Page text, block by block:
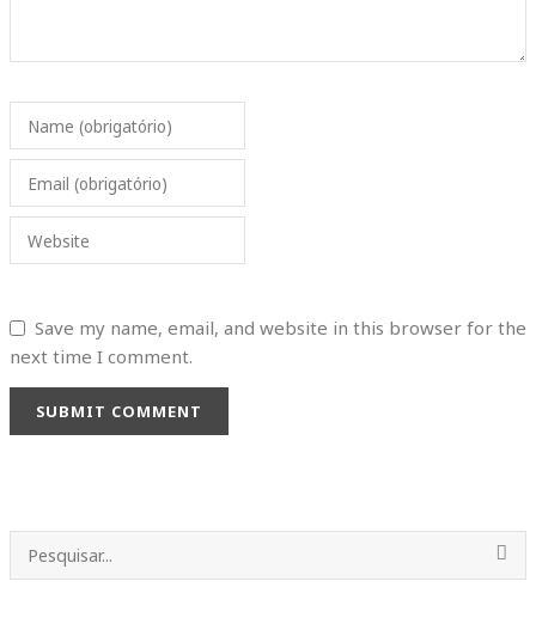
Name (obrigatório)
Email (obrigatório)
Website
Save my name, email, and website in this browser for the
next time I comment.
SUBMIT COMMENT